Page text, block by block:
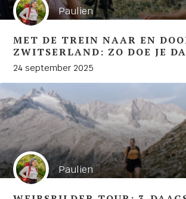
Paulien
MET DE TREIN NAAR EN
ZWITSERLAND: ZO DOE JE
24 september 2025
Paulien